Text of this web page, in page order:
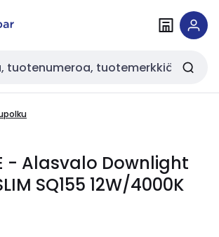
- Alasvalo Downlight
SQ155 12W/4000K